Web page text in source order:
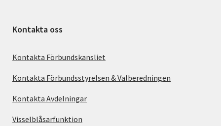
Kontakta oss
Kontakta Förbundskansliet
Kontakta Förbundsstyrelsen & Valberedningen
Kontakta Avdelningar
Visselblåsarfunktion